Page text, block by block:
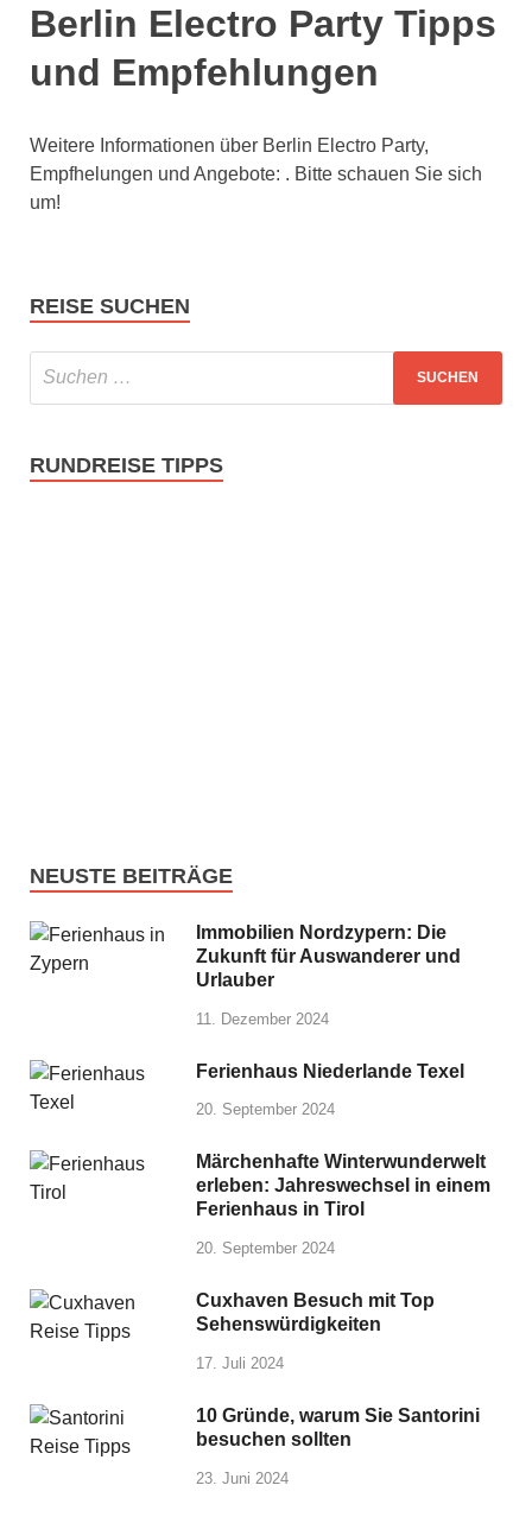
Berlin Electro Party Tipps
und Empfehlungen
Weitere Informationen über Berlin Electro Party,
Empfhelungen und Angebote: . Bitte schauen Sie sich
um!
REISE SUCHEN
RUNDREISE TIPPS
NEUSTE BEITRÄGE
Immobilien Nordzypern: Die
Zukunft für Auswanderer und
Urlauber
11. Dezember 2024
Ferienhaus Niederlande Texel
20. September 2024
Märchenhafte Winterwunderwelt
erleben: Jahreswechsel in einem
Ferienhaus in Tirol
20. September 2024
Cuxhaven Besuch mit Top
Sehenswürdigkeiten
17. Juli 2024
10 Gründe, warum Sie Santorini
besuchen sollten
23. Juni 2024